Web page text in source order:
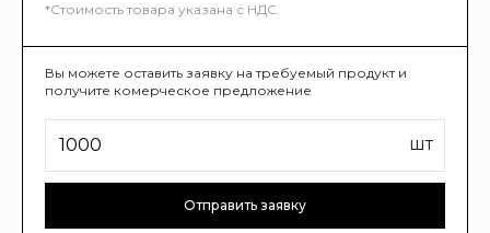
*Стоимость товара указана с НДС.
Вы можете оставить заявку на требуемый продукт и
получите комерческое предложение
шт
Отправить заявку